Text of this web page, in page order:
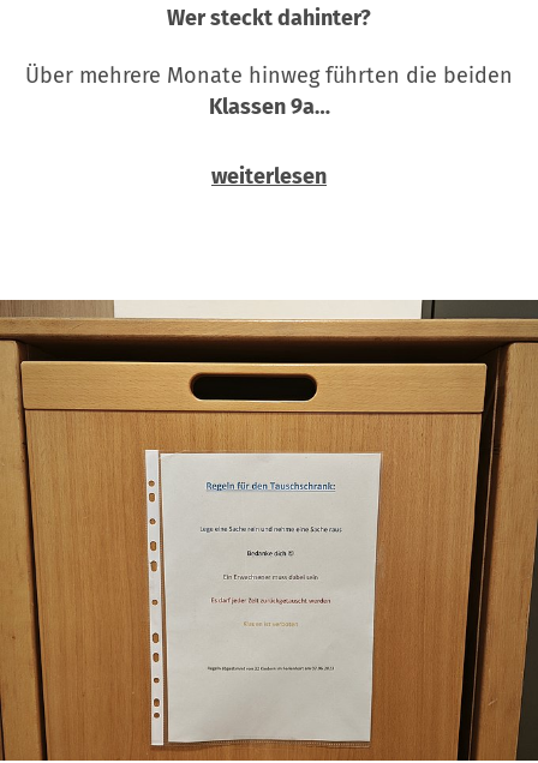
Wer steckt dahinter?
Über mehrere Monate hinweg führten die beiden
Klassen 9a…
weiterlesen